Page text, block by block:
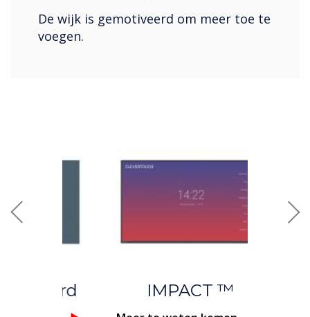
De wijk is gemotiveerd om meer toe te
voegen.
Previous
IMPACT ™